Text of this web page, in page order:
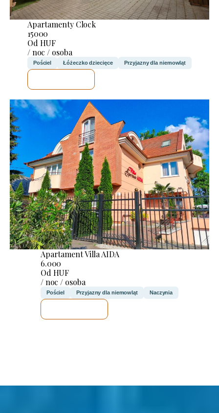
Apartamenty Clock
15000
Od HUF
/ noc / osoba
Pościel Łóżeczko dziecięce Przyjazny dla niemowląt
Apartament Villa AIDA
6.000
Od HUF
/ noc / osoba
Pościel Przyjazny dla niemowląt Naczynia